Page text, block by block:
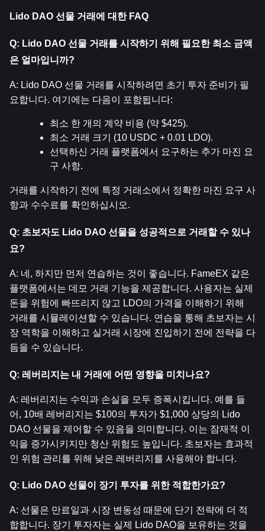
Lido DAO 선물 거래에 대한 FAQ
Q: Lido DAO 선물 거래를 시작하기 위해 필요한 최소 금액
은 얼마입니까?
A: Lido DAO 선물 거래를 시작하려면 초기 투자 준비가 필
요합니다. 여기에는 다음이 포함됩니다:
최소 한 개의 계약 비용 (약 $425).
최소 거래 크기 (10 USDC + 0.01 LDO).
선택하신 거래 플랫폼에서 요구하는 추가 마진 요
구 사항.
거래를 시작하기 전에 특정 거래소에서 정확한 마진 요구 사
항과 수수료를 확인하십시오.
Q: 초보자도 Lido DAO 선물을 성공적으로 거래할 수 있나
요?
A: 네, 하지만 먼저 연습하는 것이 좋습니다. FameEX 같은
플랫폼에서는 데모 거래 기능을 제공합니다. 사용자는 실제
돈을 위험에 빠뜨리지 않고 LDO의 가격을 이해하기 위해
거래를 시뮬레이션할 수 있습니다. 연습을 통해 초보자는 시
장 역학을 이해하고 실거래 시장에 진입하기 전에 전략을 다
듬을 수 있습니다.
Q: 레버리지는 내 거래에 어떤 영향을 미치나요?
A: 레버리지는 수익과 손실을 모두 증폭시킵니다. 예를 들
어, 10배 레버리지는 $100의 투자가 $1,000 상당의 Lido
DAO 선물을 제어할 수 있음을 의미합니다. 이는 잠재적 이
익을 증가시키지만 청산 위험도 높입니다. 초보자는 효과적
인 위험 관리를 위해 낮은 레버리지를 사용해야 합니다.
Q: Lido DAO 선물이 장기 투자를 위한 적합한가요?
A: 선물은 만료일과 시장 변동성 때문에 단기 전략에 더 적
합합니다. 장기 투자자는 실제 Lido DAO을 보유하는 것을